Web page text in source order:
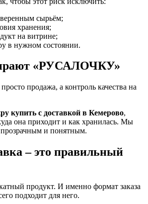
сырьём;
хранения;
на витрине;
в нужном состоянии.
«РУСАЛОЧКУ»
продажа, а контроль качества на
купить с доставкой в Кемерово,
она приходит и как хранилась. Мы
прозрачным и понятным.
– это правильный
продукт. И именно формат заказа
подходит для него.